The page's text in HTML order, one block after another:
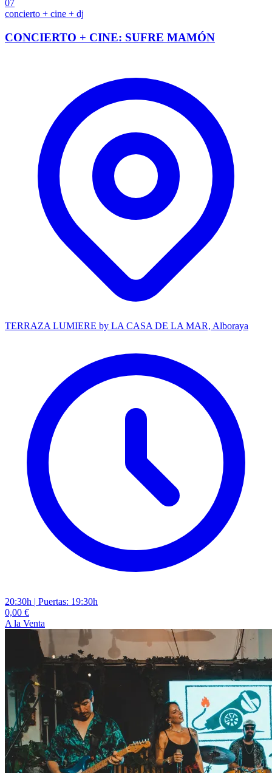
07
concierto + cine + dj
CONCIERTO + CINE: SUFRE MAMÓN
TERRAZA LUMIERE by LA CASA DE LA MAR, Alboraya
20:30h | Puertas: 19:30h
0,00 €
A la Venta